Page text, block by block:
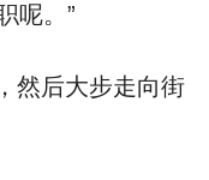
呢。”
然后大步走向街